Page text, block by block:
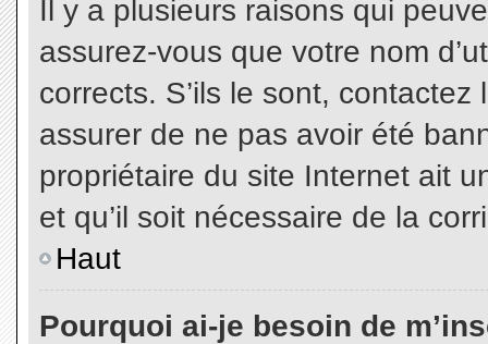
Il y a plusieurs raisons qui
assurez-vous que votre nom
corrects. S’ils le sont,
assurer de ne pas avoir été
propriétaire du site Internet ait
et qu’il soit nécessaire de la
Haut
Pourquoi ai-je besoin de